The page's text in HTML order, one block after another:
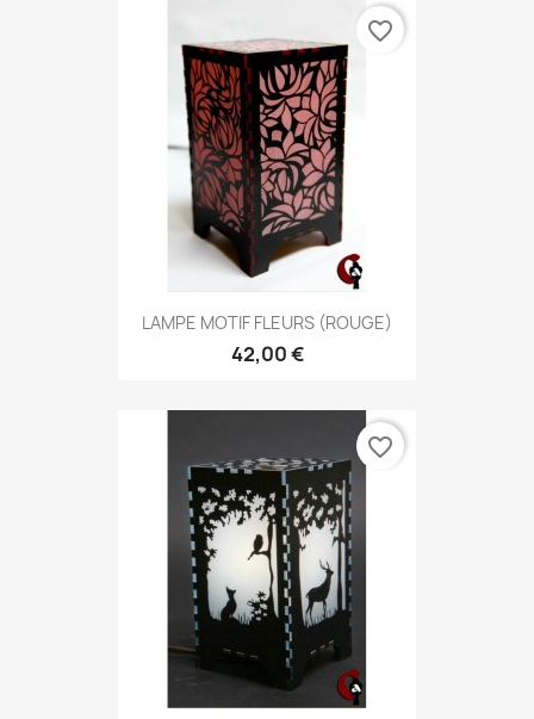
LAMPE MOTIF FLEURS (ROUGE)
42,00 €
favorite_border
favorite_border